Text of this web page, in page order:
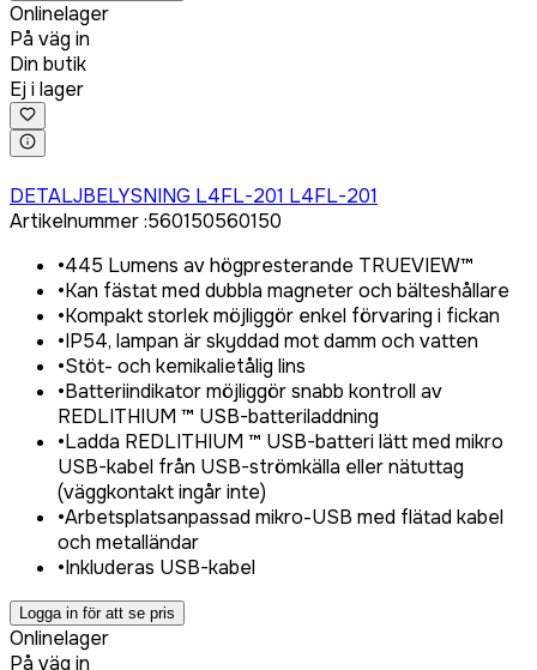
Onlinelager
På väg in
Din butik
Ej i lager
DETALJBELYSNING L4FL-201 L4FL-201
Artikelnummer:560150560150
•445 Lumens av högpresterande TRUEVIEW™
•Kan fästat med dubbla magneter och bälteshållare
•Kompakt storlek möjliggör enkel förvaring i fickan
•IP54, lampan är skyddad mot damm och vatten
•Stöt- och kemikalietålig lins
•Batteriindikator möjliggör snabb kontroll av
REDLITHIUM ™ USB-batteriladdning
•Ladda REDLITHIUM ™ USB-batteri lätt med mikro
USB-kabel från USB-strömkälla eller nätuttag
(väggkontakt ingår inte)
•Arbetsplatsanpassad mikro-USB med flätad kabel
och metalländar
•Inkluderas USB-kabel
Logga in för att se pris
Onlinelager
På väg in